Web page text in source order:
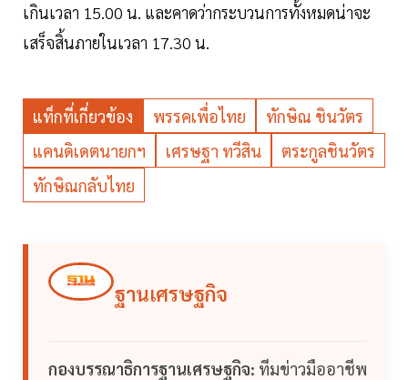
เกินเวลา 15.00 น. และคาดว่ากระบวนการทั้งหมดน่าจะ
เสร็จสิ้นภายในเวลา 17.30 น.
แท็กที่เกี่ยวข้อง พรรคเพื่อไทย
ทักษิณ ชินวัตร
แคนดิเดตนายกฯ
เศรษฐา ทวีสิน
ตระกูลชินวัตร
ทักษิณกลับไทย
ฐานเศรษฐกิจ
กองบรรณาธิการฐานเศรษฐกิจ: ทีมข่าวมืออาชีพ